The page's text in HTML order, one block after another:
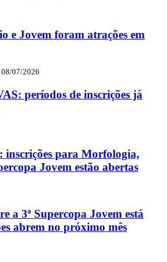
e Jovem foram atrações em
08/07/2026
períodos de inscrições já
para Morfologia,
Jovem estão abertas
a 3ª Supercopa Jovem está
abrem no próximo mês